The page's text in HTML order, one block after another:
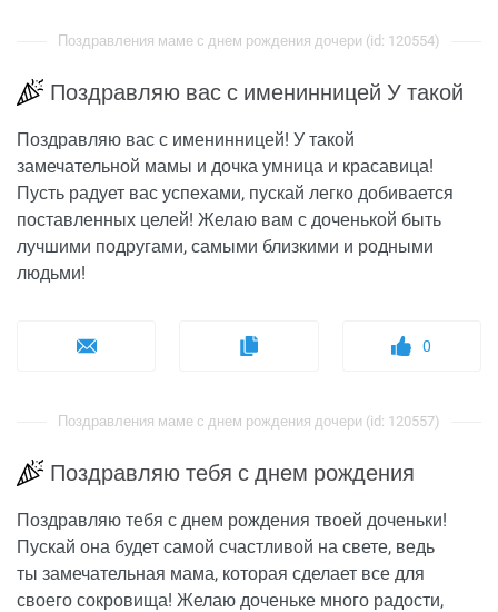
Поздравления маме с днем рождения дочери (id: 120554)
Поздравляю вас с именинницей У такой
Поздравляю вас с именинницей! У такой
замечательной мамы и дочка умница и красавица!
Пусть радует вас успехами, пускай легко добивается
поставленных целей! Желаю вам с доченькой быть
лучшими подругами, самыми близкими и родными
людьми!
0
Поздравления маме с днем рождения дочери (id: 120557)
Поздравляю тебя с днем рождения
Поздравляю тебя с днем рождения твоей доченьки!
Пускай она будет самой счастливой на свете, ведь
ты замечательная мама, которая сделает все для
своего сокровища! Желаю доченьке много радости,